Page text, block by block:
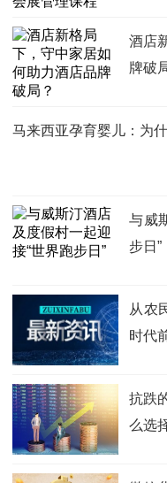
酒店
牌破
马来西亚孕育婴儿：为
与威
步日”
从农
时代
抗跌
么选